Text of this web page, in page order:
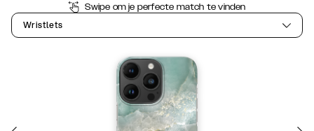
Swipe om je perfecte match te vinden
Wristlets